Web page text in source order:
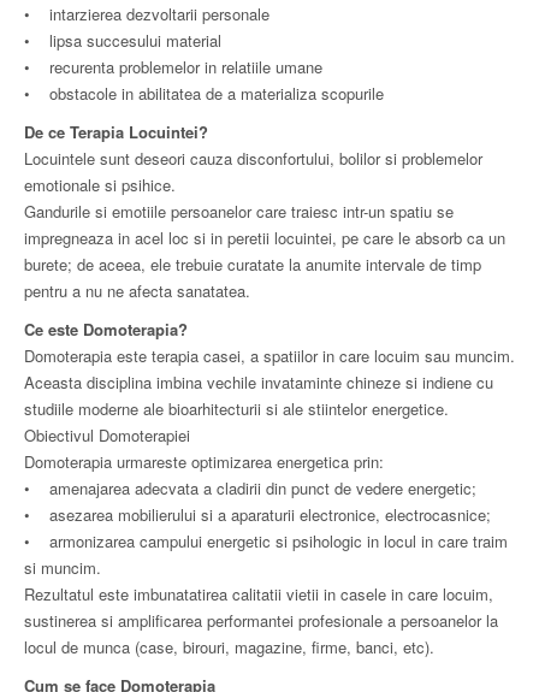
• intarzierea dezvoltarii personale
• lipsa succesului material
• recurenta problemelor in relatiile umane
• obstacole in abilitatea de a materializa scopurile
De ce Terapia Locuintei?
Locuintele sunt deseori cauza disconfortului, bolilor si problemelor
emotionale si psihice.
Gandurile si emotiile persoanelor care traiesc intr-un spatiu se
impregneaza in acel loc si in peretii locuintei, pe care le absorb ca un
burete; de aceea, ele trebuie curatate la anumite intervale de timp
pentru a nu ne afecta sanatatea.
Ce este Domoterapia?
Domoterapia este terapia casei, a spatiilor in care locuim sau muncim.
Aceasta disciplina imbina vechile invataminte chineze si indiene cu
studiile moderne ale bioarhitecturii si ale stiintelor energetice.
Obiectivul Domoterapiei
Domoterapia urmareste optimizarea energetica prin:
• amenajarea adecvata a cladirii din punct de vedere energetic;
• asezarea mobilierului si a aparaturii electronice, electrocasnice;
• armonizarea campului energetic si psihologic in locul in care traim
si muncim.
Rezultatul este imbunatatirea calitatii vietii in casele in care locuim,
sustinerea si amplificarea performantei profesionale a persoanelor la
locul de munca (case, birouri, magazine, firme, banci, etc).
Cum se face Domoterapia